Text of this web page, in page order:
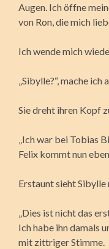
Augen. Ich öffne
von Ron, die mich
Ich wende mich
„Sibylle?“, mache
Sie dreht ihren Kopf
„Ich war bei Tobias
Felix kommt nun
Erstaunt sieht Sibylle
„Dies ist nicht das
Ich habe ihn damals
mit zittriger Stimme.